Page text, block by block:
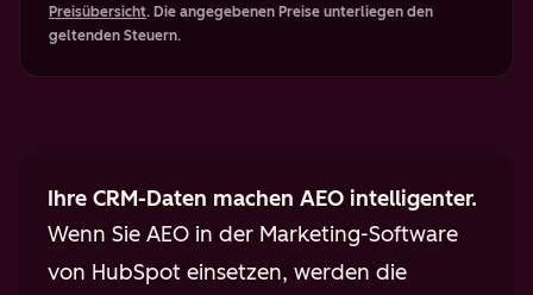
Preisübersicht. Die angegebenen Preise unterliegen den
geltenden Steuern.
Ihre CRM-Daten machen AEO intelligenter.
Wenn Sie AEO in der Marketing-Software
von HubSpot einsetzen, werden die